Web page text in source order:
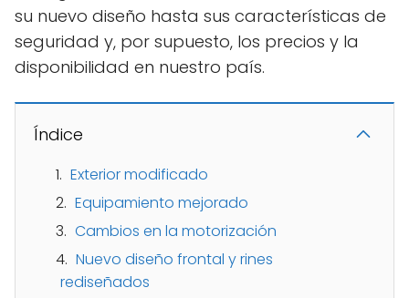
su nuevo diseño hasta sus características de
seguridad y, por supuesto, los precios y la
disponibilidad en nuestro país.
Índice
Exterior modificado
Equipamiento mejorado
Cambios en la motorización
Nuevo diseño frontal y rines
rediseñados